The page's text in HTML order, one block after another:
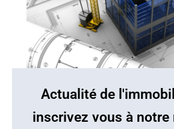
Actualité de
inscrivez vous à notre